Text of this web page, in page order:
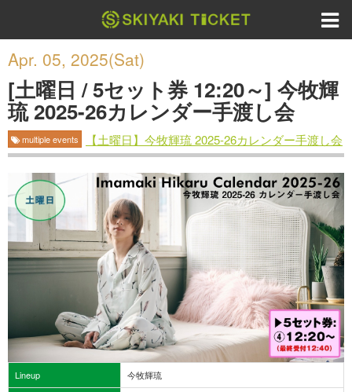
Apr. 05, 2025(Sat)
[土曜日 / 5セット券 12:20～] 今牧輝
琉 2025-26カレンダー手渡し会
multiple events 【土曜日】今牧輝琉 2025-26カレンダー手渡し会
Lineup
今牧輝琉